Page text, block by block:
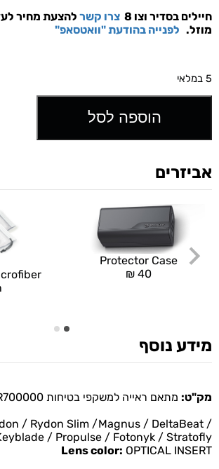
חיילים בסדיר וצו 8
צרו קשר להצעת מחיר
מוזל. לפנייה בהודעת "וואטסאפ"
5 במלאי
הוספה לסל
אביזרים
Protector Case
₪ 40
מידע נוסף
מק"ט: מתאם ראייה למשקפי בטיחות FR700000
/ Rydon Slim /Magnus / DeltaBeat /
/ Propulse / Fotonyk / Stratofly
Lens color: OPTICAL INSERT